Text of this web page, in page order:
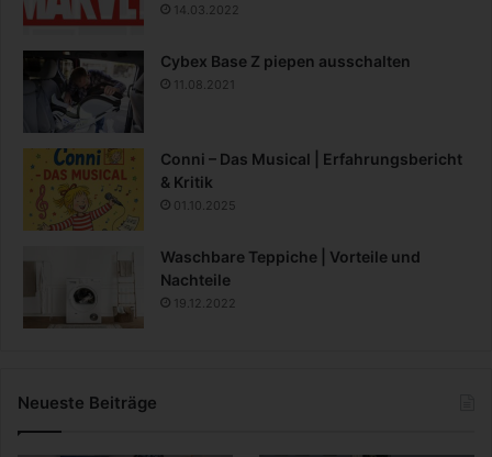
14.03.2022
Cybex Base Z piepen ausschalten
11.08.2021
Conni – Das Musical | Erfahrungsbericht
& Kritik
01.10.2025
Waschbare Teppiche | Vorteile und
Nachteile
19.12.2022
Neueste Beiträge